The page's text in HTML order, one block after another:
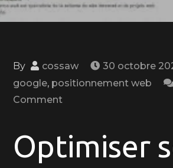
By cossaw 30 octobre
google, positionnement web
Commenton
son
Positionnement
Optimiser